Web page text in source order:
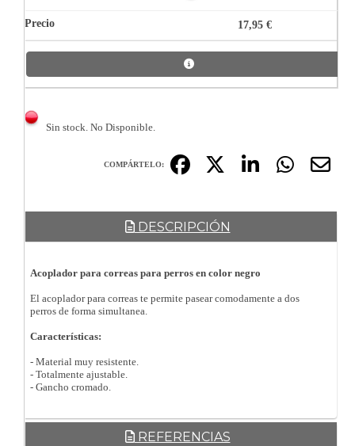
17,95 €
Sin stock. No Disponible.
COMPÁRTELO:
DESCRIPCIÓN
Acoplador para correas para perros en color negro
El acoplador para correas te permite pasear comodamente a dos
perros de forma simultanea.
Características:
- Material muy resistente.
- Totalmente ajustable.
- Gancho cromado.
REFERENCIAS